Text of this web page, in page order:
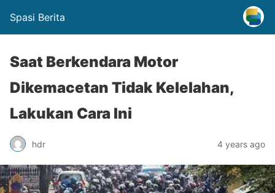
Spasi Berita
Saat Berkendara Motor
Dikemacetan Tidak Kelelahan,
Lakukan Cara Ini
hdr 4 years ago